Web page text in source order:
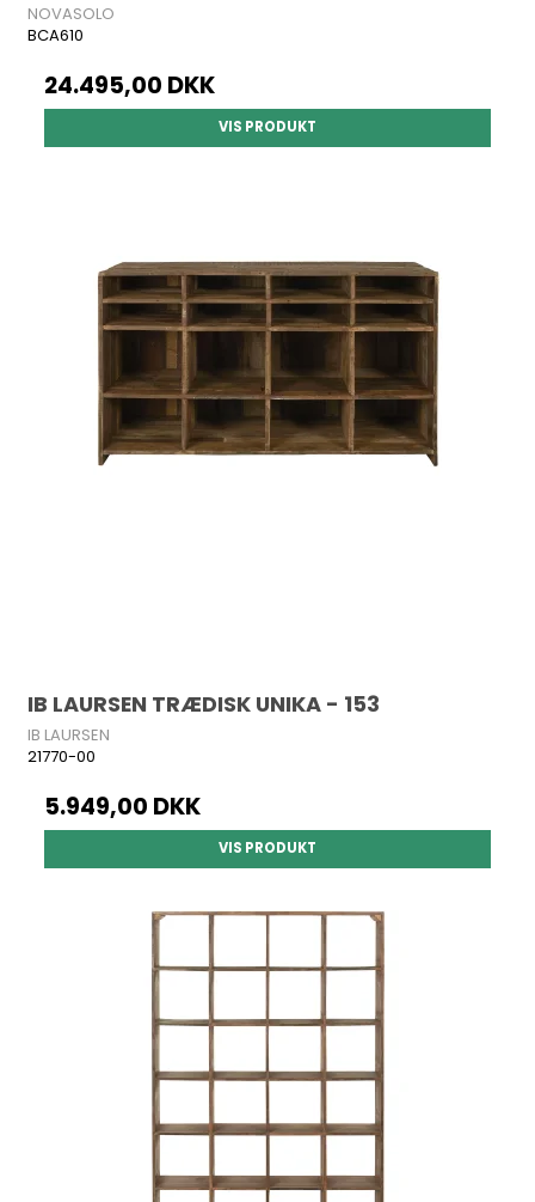
NOVASOLO
BCA610
24.495,00 DKK
VIS PRODUKT
IB LAURSEN TRÆDISK UNIKA - 153
IB LAURSEN
21770-00
5.949,00 DKK
VIS PRODUKT